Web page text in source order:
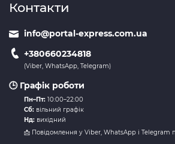
Контакти
info@portal-express.com.ua
+380660234818
(Viber, WhatsApp, Telegram)
🕒 Графік роботи
Пн–Пт: 10:00–22:00
Сб: вільний графік
Нд: вихідний
📩 Повідомлення у Viber, WhatsApp і Telegram